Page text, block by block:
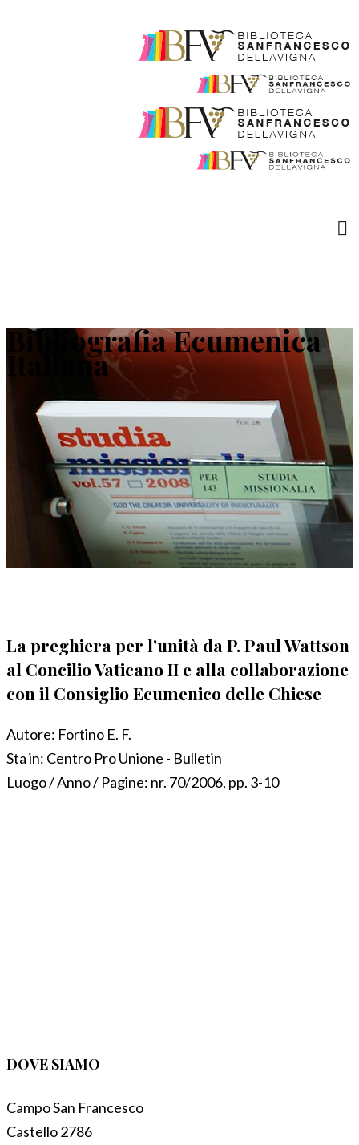
Bibliografia Ecumenica
Italiana
La preghiera per l’unità da P. Paul Wattson
al Concilio Vaticano II e alla collaborazione
con il Consiglio Ecumenico delle Chiese
Autore: Fortino E. F.
Sta in: Centro Pro Unione - Bulletin
Luogo / Anno / Pagine: nr. 70/2006, pp. 3-10
DOVE SIAMO
Campo San Francesco
Castello 2786